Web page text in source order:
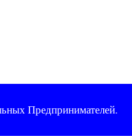
Предпринимателей.